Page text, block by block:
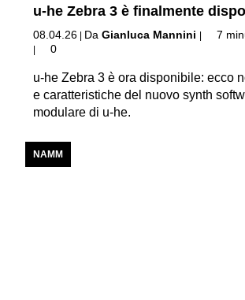
u-he Zebra 3 è finalmente
08.04.26 DaGianluca Mannini 7
0
u-he Zebra 3 è ora disponibile: ecco
e caratteristiche del nuovo synth
modulare di u-he.
NAMM